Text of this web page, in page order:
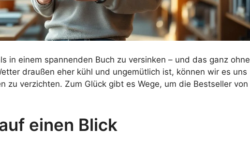
in einem spannenden Buch zu versinken – und das ganz ohne
draußen eher kühl und ungemütlich ist, können wir es uns
zu verzichten. Zum Glück gibt es Wege, um die Bestseller von
einen Blick